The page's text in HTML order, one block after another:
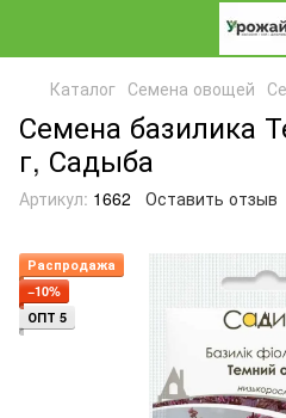
Каталог Семена овощей
Семена базилика
г, Садыба
Артикул: 1662 Оставить отзыв
Распродажа
−10%
ОПТ 5